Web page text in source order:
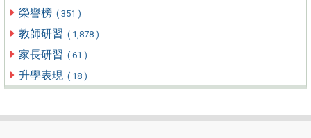
榮譽榜 ( 351 )
教師研習 ( 1,878 )
家長研習 ( 61 )
升學表現 ( 18 )